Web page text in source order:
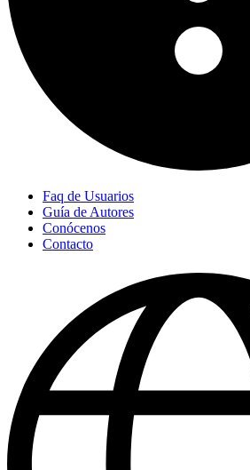
Faq de Usuarios
Guía de Autores
Conócenos
Contacto